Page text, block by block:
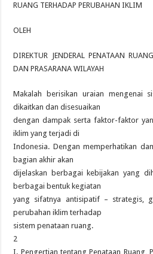
RUANG TERHADAP PERUBAHAN IKLIM
OLEH
DIREKTUR JENDERAL PENATAAN
DAN PRASARANA WILAYAH
Makalah berisikan uraian mengenai
dikaitkan dan disesuaikan
dengan dampak serta faktor-faktor
iklim yang terjadi di
Indonesia. Dengan memperhatikan
bagian akhir akan
dijelaskan berbagai kebijakan yang
berbagai bentuk kegiatan
yang sifatnya antisipatif – strategis,
perubahan iklim terhadap
sistem penataan ruang.
2
I. Pengertian tentang Penataan Ruang,